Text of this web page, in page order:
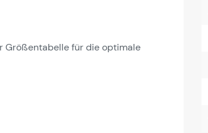
Größentabelle für die optimale